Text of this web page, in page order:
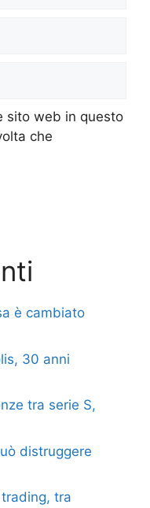
sito web in questo
che
è cambiato
30 anni
tra serie S,
distruggere
tra